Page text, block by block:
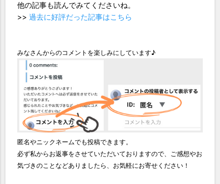
他の記事も読んでみてくださいね。
>>過去に好評だった記事はこちら
みなさんからのコメントを楽しみにしています♪
匿名やニックネームでも投稿できます。
必ず私からお返事をさせていただいておりますので、ご感想やお
気づきのことなどありましたら、お気軽にお寄せください！